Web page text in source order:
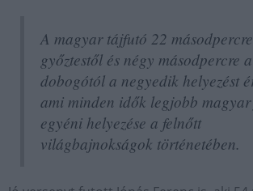
A magyar tájfutó 22
győztestől és négy másodpercre a
dobogótól a negyedik helyezést
ami minden idők legjobb
egyéni helyezése a felnőtt
világbajnokságok történetében.